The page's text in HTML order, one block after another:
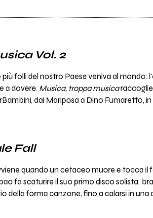
Vol. 2
folli del nostro Paese veniva al
a dovere. Musica, troppa musica
dai Mariposa a Dino Fumaretto,
Fall
quando un cetaceo muore e tocca il
fa scaturire il suo primo disco solista:
della forma canzone, fino a calarsi in